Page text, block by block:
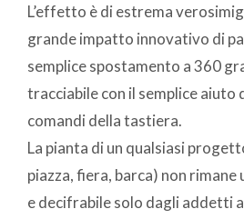
L’effetto è di estrema
grande impatto innovativo di
semplice spostamento a 360
tracciabile con il semplice aiuto
comandi della tastiera.
La pianta di un qualsiasi
piazza, fiera, barca) non
e decifrabile solo dagli addetti